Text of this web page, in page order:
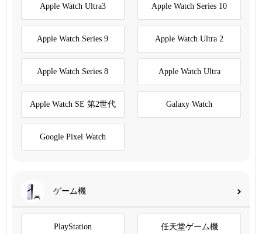
Apple Watch Ultra3 Apple Watch Series 10
Apple Watch Series 9 Apple Watch Ultra 2
Apple Watch Series 8 Apple Watch Ultra
Apple Watch SE 第2世代 Galaxy Watch
Google Pixel Watch
ゲーム機
PlayStation 任天堂ゲーム機